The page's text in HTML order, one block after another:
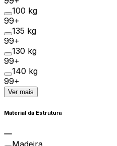
100 kg
99+
135 kg
99+
130 kg
99+
140 kg
99+
Ver mais
Material da Estrutura